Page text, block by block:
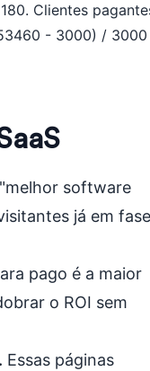
Clientes
- 3000) /
software
já em
pago é a maior
o ROI sem
Essas páginas